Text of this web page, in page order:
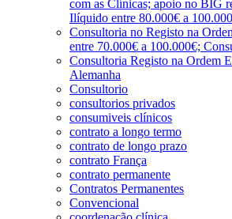
com as Clínicas; apoio no BIG
Ilíquido entre 80.000€ a
Consultoria no Registo na
entre 70.000€ a 100.000€;
Consultoria Registo na Ordem
Alemanha
Consultorio
consultorios privados
consumiveis clínicos
contrato a longo termo
contrato de longo prazo
contrato França
contrato permanente
Contratos Permanentes
Convencional